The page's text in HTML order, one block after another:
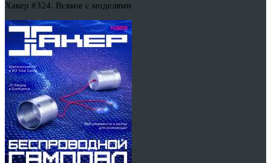
Хакер #324. Всякое с моделями